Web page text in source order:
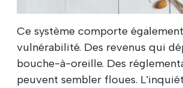
Ce système comporte
vulnérabilité. Des revenus qui
bouche-à-oreille. Des
peuvent sembler floues.